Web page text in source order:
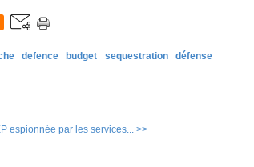
defence budget sequestration
défense
espionnée par les services... >>